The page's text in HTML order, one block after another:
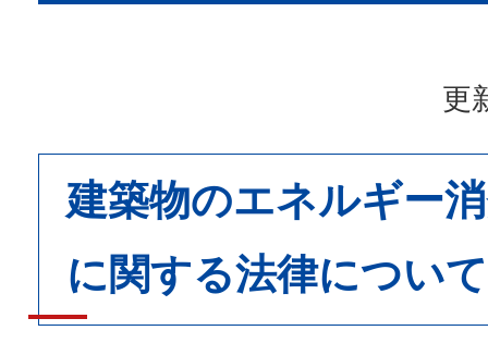
更
建築物のエネルギー
に関する法律について